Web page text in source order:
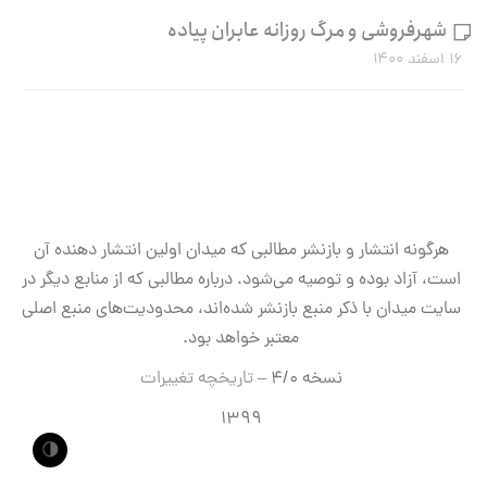
شهرفروشی و مرگ روزانه عابران پیاده
۱۶ اسفند ۱۴۰۰
هرگونه انتشار و بازنشر مطالبی که میدان اولین انتشار دهنده آن
است، آزاد بوده و توصیه می‌شود. درباره مطالبی که از منابع دیگر در
سایت میدان با ذکر منبع بازنشر شده‌اند، محدودیت‌های منبع اصلی
معتبر خواهد بود.
نسخه ۴/۰ –
تاریخچه تغییرات
۱۳۹۹
🌗